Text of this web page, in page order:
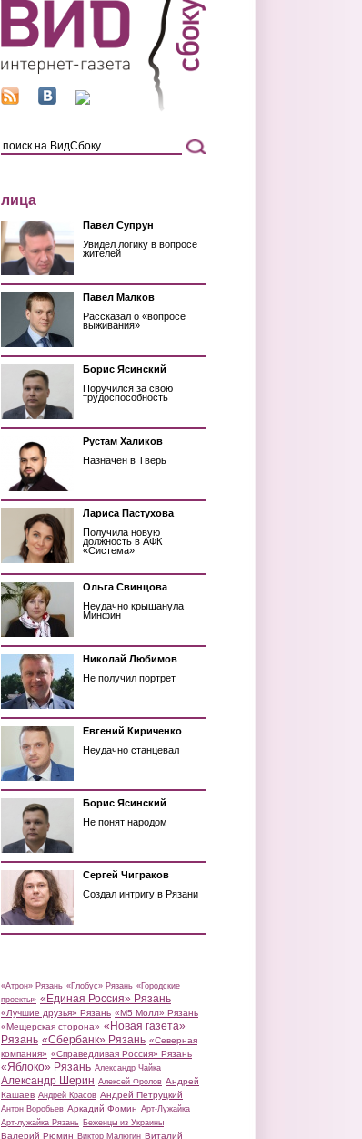
лица
Павел Супрун
Увидел логику в вопросе
жителей
Павел Малков
Рассказал о «вопросе
выживания»
Борис Ясинский
Поручился за свою
трудоспособность
Рустам Халиков
Назначен в Тверь
Лариса Пастухова
Получила новую
должность в АФК
«Система»
Ольга Свинцова
Неудачно крышанула
Минфин
Николай Любимов
Не получил портрет
Евгений Кириченко
Неудачно станцевал
Борис Ясинский
Не понят народом
Сергей Чиграков
Создал интригу в Рязани
«Атрон» Рязань «Глобус» Рязань «Городские
проекты» «Единая Россия» Рязань
«Лучшие друзья» Рязань «М5 Молл» Рязань
«Мещерская сторона» «Новая газета»
Рязань «Сбербанк» Рязань «Северная
компания» «Справедливая Россия» Рязань
«Яблоко» Рязань Александр Чайка
Александр Шерин Алексей Фролов Андрей
Кашаев Андрей Красов Андрей Петруцкий
Антон Воробьев Аркадий Фомин Арт-Лужайка
Арт-лужайка Рязань Беженцы из Украины
Валерий Рюмин Виктор Малюгин Виталий